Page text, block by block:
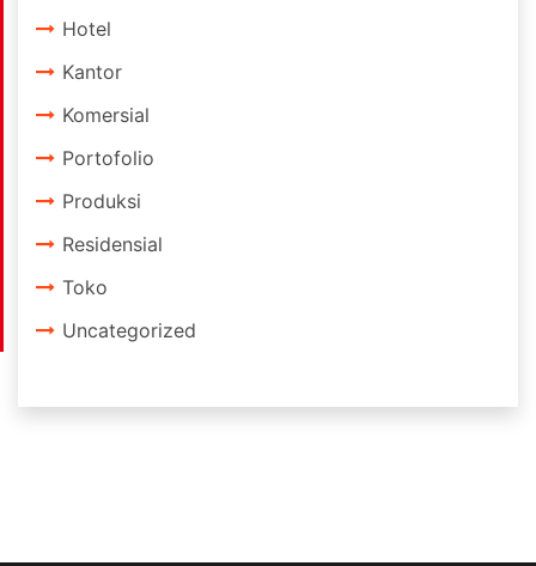
Hotel
Kantor
Komersial
Portofolio
Produksi
Residensial
Toko
Uncategorized